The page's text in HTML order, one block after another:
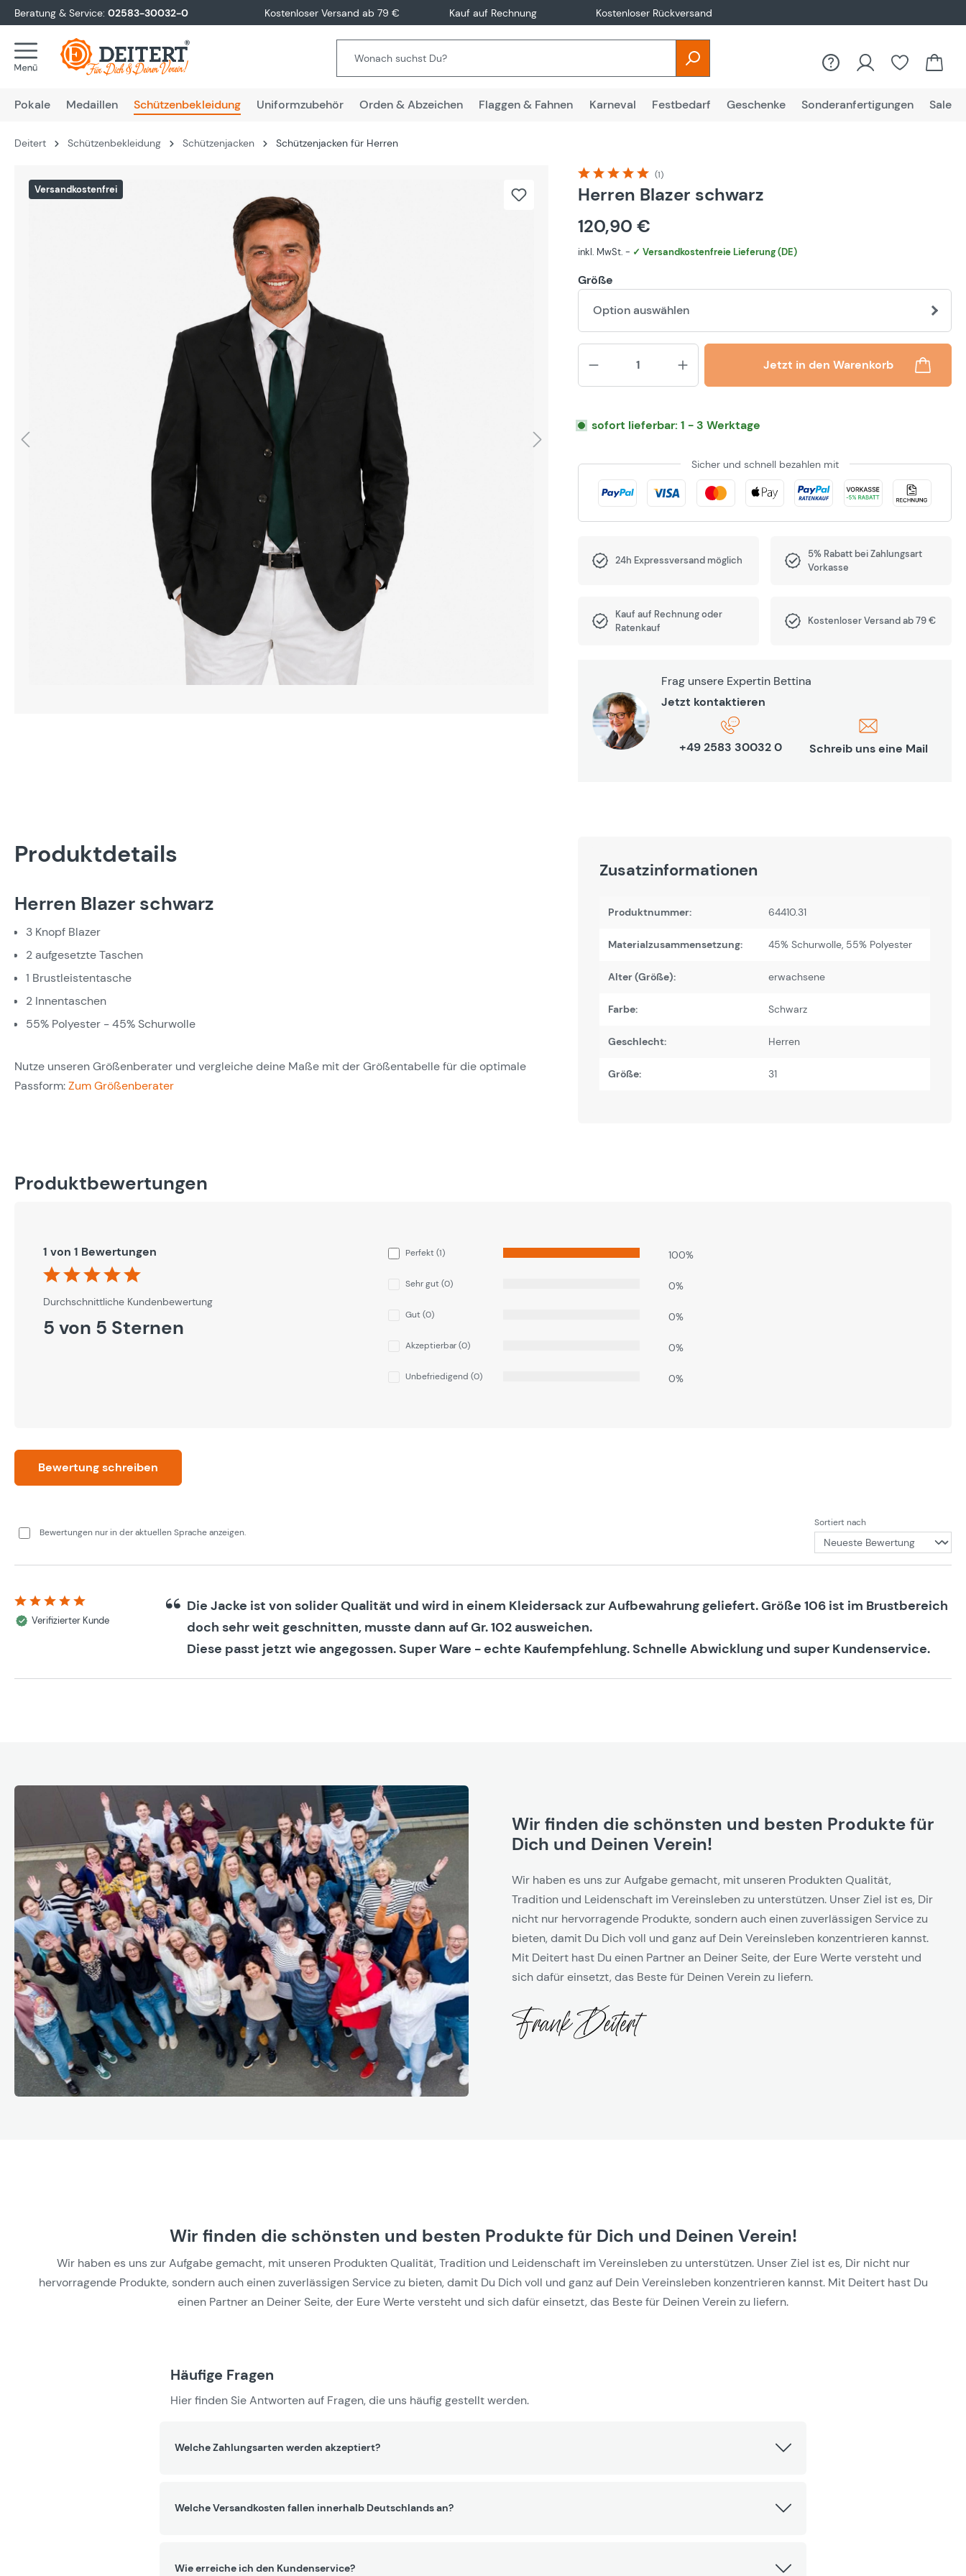
Zur Hauptnavigation springen
Beratung & Service: 02583-30032-0 Kostenloser Versand ab 79 € Kauf auf Rechnung Kostenloser Rückversand
Pokale Medaillen Schützenbekleidung Uniformzubehör Orden & Abzeichen Flaggen & Fahnen Karneval Festbedarf Geschenke Sonderanfertigungen Sale
Deitert Schützenbekleidung Schützenjacken Schützenjacken für Herren
Versandkostenfrei Durchschnittliche Bewertung von 5 von 5 Sternen
(1)
Herren Blazer schwarz
120,90 €
inkl. MwSt. - ✓ Versandkostenfreie Lieferung (DE)
Größe
Option auswählen
Produkt Anzahl: Gib den
Jetzt in den Warenkorb
sofort lieferbar: 1 - 3 Werktage
Sicher und schnell bezahlen mit
24h Expressversand möglich
5% Rabatt bei Zahlungsart
Vorkasse
Kauf auf Rechnung oder
Ratenkauf
Kostenloser Versand ab 79 €
Frag unsere Expertin Bettina
Jetzt kontaktieren
+49 2583 30032 0 Schreib uns eine Mail
Produktdetails
Herren Blazer schwarz
3 Knopf Blazer
2 aufgesetzte Taschen
1 Brustleistentasche
2 Innentaschen
55% Polyester - 45% Schurwolle
Nutze unseren Größenberater und vergleiche deine Maße mit der Größentabelle für die optimale
Passform:Zum Größenberater
Zusatzinformationen
Produktnummer: 64410.31
Materialzusammensetzung: 45% Schurwolle, 55% Polyester
Alter (Größe): erwachsene
Farbe: Schwarz
Geschlecht: Herren
Größe: 31
Produktbewertungen
1 von 1 Bewertungen
Durchschnittliche Bewertung von 5 von 5 Sternen
Durchschnittliche Kundenbewertung
5 von 5 Sternen
Perfekt (1) 100%
Sehr gut (0) 0%
Gut (0) 0%
Akzeptierbar (0) 0%
Unbefriedigend (0) 0%
Bewertung schreiben
Bewertungen nur in der aktuellen Sprache anzeigen.
Sortiert nach
Bewertung mit 5 von 5 Sternen
Verifizierter Kunde
Die Jacke ist von solider Qualität und wird in einem Kleidersack zur Aufbewahrung geliefert. Größe 106 ist im Brustbereich
doch sehr weit geschnitten, musste dann auf Gr. 102 ausweichen.
Diese passt jetzt wie angegossen. Super Ware - echte Kaufempfehlung. Schnelle Abwicklung und super Kundenservice.
Wir finden die schönsten und besten Produkte für
Dich und Deinen Verein!
Wir haben es uns zur Aufgabe gemacht, mit unseren Produkten Qualität,
Tradition und Leidenschaft im Vereinsleben zu unterstützen. Unser Ziel ist es, Dir
nicht nur hervorragende Produkte, sondern auch einen zuverlässigen Service zu
bieten, damit Du Dich voll und ganz auf Dein Vereinsleben konzentrieren kannst.
Mit Deitert hast Du einen Partner an Deiner Seite, der Eure Werte versteht und
sich dafür einsetzt, das Beste für Deinen Verein zu liefern.
Wir finden die schönsten und besten Produkte für Dich und Deinen Verein!
Wir haben es uns zur Aufgabe gemacht, mit unseren Produkten Qualität, Tradition und Leidenschaft im Vereinsleben zu unterstützen. Unser Ziel ist es, Dir nicht nur
hervorragende Produkte, sondern auch einen zuverlässigen Service zu bieten, damit Du Dich voll und ganz auf Dein Vereinsleben konzentrieren kannst. Mit Deitert hast Du
einen Partner an Deiner Seite, der Eure Werte versteht und sich dafür einsetzt, das Beste für Deinen Verein zu liefern.
Häufige Fragen
Hier finden Sie Antworten auf Fragen, die uns häufig gestellt werden.
Welche Zahlungsarten werden akzeptiert?
Welche Versandkosten fallen innerhalb Deutschlands an?
Wie erreiche ich den Kundenservice?